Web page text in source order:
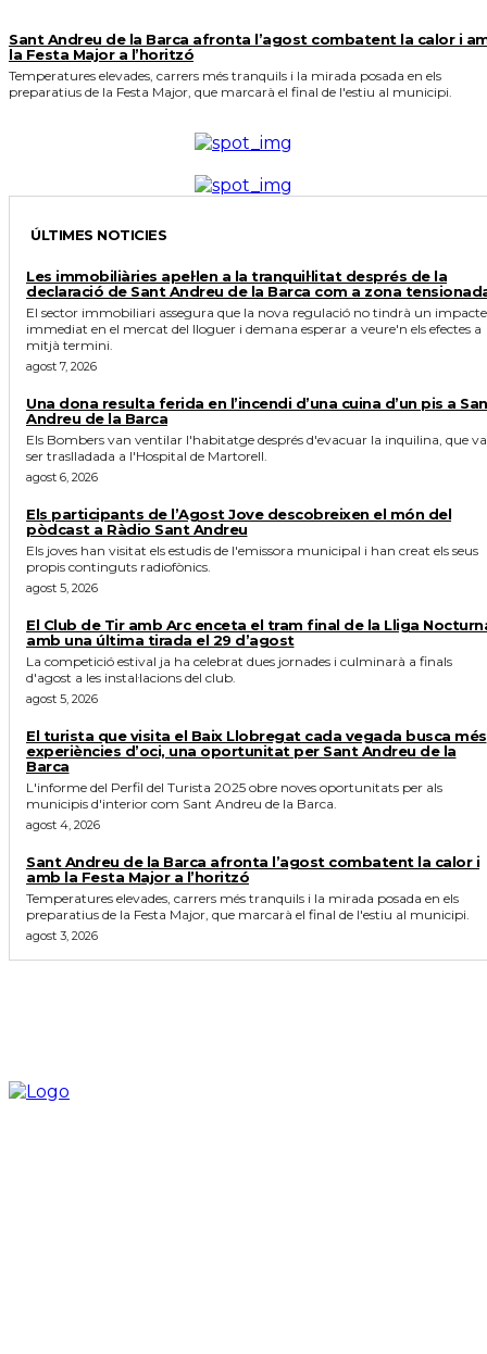
Sant Andreu de la Barca afronta l’agost combatent la calor i
la Festa Major a l’horitzó
Temperatures elevades, carrers més tranquils i la mirada posada en els
preparatius de la Festa Major, que marcarà el final de l'estiu al municipi.
ÚLTIMES NOTICIES
Les immobiliàries apel·len a la tranquil·litat després de la
declaració de Sant Andreu de la Barca com a zona
El sector immobiliari assegura que la nova regulació no tindrà un impacte
immediat en el mercat del lloguer i demana esperar a veure'n els efectes a
mitjà termini.
agost 7, 2026
Una dona resulta ferida en l’incendi d’una cuina d’un pis a
Andreu de la Barca
Els Bombers van ventilar l'habitatge després d'evacuar la inquilina, que va
ser traslladada a l'Hospital de Martorell.
agost 6, 2026
Els participants de l’Agost Jove descobreixen el món del
pòdcast a Ràdio Sant Andreu
Els joves han visitat els estudis de l'emissora municipal i han creat els seus
propis continguts radiofònics.
agost 5, 2026
El Club de Tir amb Arc enceta el tram final de la Lliga
amb una última tirada el 29 d’agost
La competició estival ja ha celebrat dues jornades i culminarà a finals
d'agost a les instal·lacions del club.
agost 5, 2026
El turista que visita el Baix Llobregat cada vegada busca més
experiències d’oci, una oportunitat per Sant Andreu de la
Barca
L'informe del Perfil del Turista 2025 obre noves oportunitats per als
municipis d'interior com Sant Andreu de la Barca.
agost 4, 2026
Sant Andreu de la Barca afronta l’agost combatent la calor i
amb la Festa Major a l’horitzó
Temperatures elevades, carrers més tranquils i la mirada posada en els
preparatius de la Festa Major, que marcarà el final de l'estiu al municipi.
agost 3, 2026